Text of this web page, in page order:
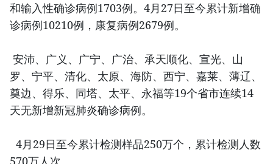
和输入性确诊病例1703例。4月27日至今累计新增确
诊病例10210例，康复病例2679例。
安沛、广义、广宁、广治、承天顺化、宣光、山
罗、宁平、清化、太原、海防、西宁、嘉莱、薄辽、
奠边、得乐、同塔、太平、永福等19个省市连续14
天无新增新冠肺炎确诊病例。
4月29日至今累计检测样品250万个，累计检测人数
570万人次。